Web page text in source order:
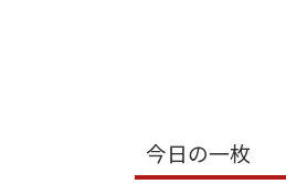
今日の一枚